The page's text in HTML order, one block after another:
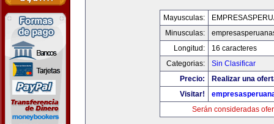
Mayusculas:
Minusculas:
Longitud:
16 caracteres
Categorias:
Sin Clasificar
Precio:
Realizar una
Visitar!
Serán consideradas